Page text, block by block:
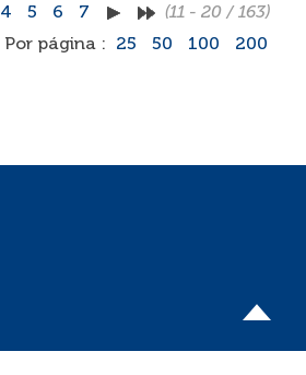
4 5 6 7
(11 - 20 / 163)
Por página :
25 50 100 200